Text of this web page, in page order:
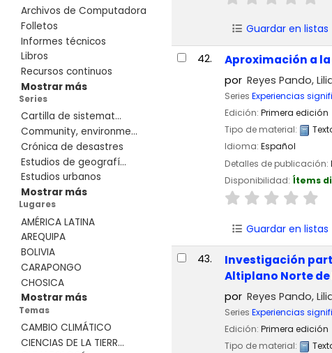
Archivos de Computadora
Folletos
Informes técnicos
Libros
Recursos continuos
Mostrar más
Series
Cartilla de sistemat...
Community, environme...
Crónica de desastres
Estudios de geografí...
Estudios urbanos
Mostrar más
Lugares
AMÉRICA LATINA
AREQUIPA
BOLIVIA
CARAPONGO
CHOSICA
Mostrar más
Temas
CAMBIO CLIMÁTICO
CIENCIAS DE LA TIERR...
Guardar en listas
42. Aproximación a la
por Reyes Pando,
Series Experiencias
Edición: Primera edición
Tipo de material:
Idioma: Español
Detalles de publicación:
Disponibilidad: Ítems
Guardar en listas
43.
Investigación
Altiplano Norte
por Reyes Pando,
Series Experiencias
Edición: Primera edición
Tipo de material: